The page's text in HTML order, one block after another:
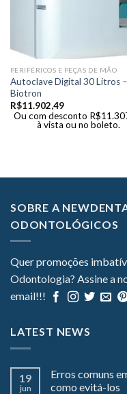
PERIFÉRICOS E PEÇAS DE MÃO
Autoclave Digital 30 Litros –
Biotron
R$11.902,49
Ou com desconto R$
à vista ou no boleto.
SOBRE A
ODONTOLÓGICOS
Quer promoções
Odontologia? Assine a
email!!!
LATEST NEWS
19
jun
Erros comuns
como evitá-los